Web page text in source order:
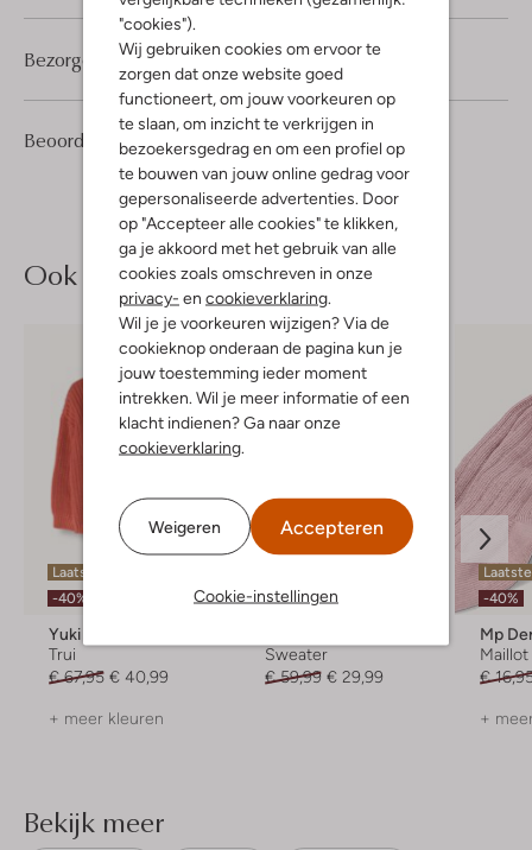
"cookies").
Wij gebruiken cookies om ervoor te
zorgen dat onze website goed
functioneert, om jouw voorkeuren op
te slaan, om inzicht te verkrijgen in
bezoekersgedrag en om een profiel op
te bouwen van jouw online gedrag voor
gepersonaliseerde advertenties. Door
op "Accepteer alle cookies" te klikken,
ga je akkoord met het gebruik van alle
cookies zoals omschreven in onze
privacy- en cookieverklaring.
Wil je je voorkeuren wijzigen? Via de
cookieknop onderaan de pagina kun je
jouw toestemming ieder moment
intrekken. Wil je meer informatie of een
klacht indienen? Ga naar onze
cookieverklaring.
Weigeren Accepteren
Cookie-instellingen
Beoordelingen (1) 5/5
1
5
Sterren
Bezorgen & retourneren
Ook iets voor jou?
Laatste maten
-40%
Yuki Kidswear
Trui
€ 67,95 € 40,99
+ meer kleuren
-50%
Sweater
€ 59,99 € 29,99
-40%
Mp
Maillot
€
+
Bekijk meer